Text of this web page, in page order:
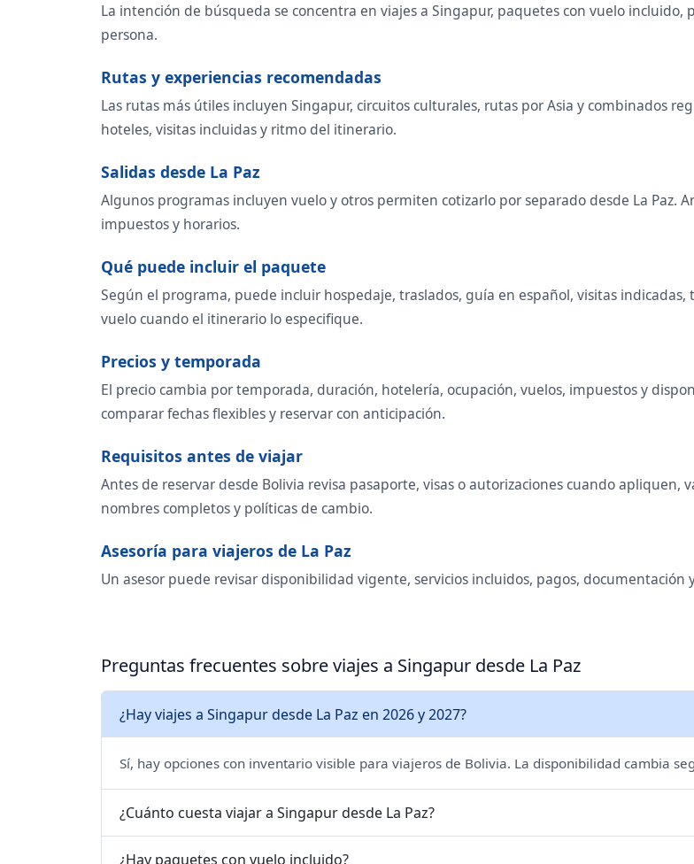
La intención de búsqueda se concentra en viajes a Singapur, paquetes con vuelo incluido,
persona.
Rutas y experiencias recomendadas
Las rutas más útiles incluyen Singapur, circuitos culturales, rutas por Asia y combinados
hoteles, visitas incluidas y ritmo del itinerario.
Salidas desde La Paz
Algunos programas incluyen vuelo y otros permiten cotizarlo por separado desde La Paz.
impuestos y horarios.
Qué puede incluir el paquete
Según el programa, puede incluir hospedaje, traslados, guía en español, visitas
vuelo cuando el itinerario lo especifique.
Precios y temporada
El precio cambia por temporada, duración, hotelería, ocupación, vuelos, impuestos y
comparar fechas flexibles y reservar con anticipación.
Requisitos antes de viajar
Antes de reservar desde Bolivia revisa pasaporte, visas o autorizaciones cuando apliquen,
nombres completos y políticas de cambio.
Asesoría para viajeros de La Paz
Un asesor puede revisar disponibilidad vigente, servicios incluidos, pagos, documentación
Preguntas frecuentes sobre viajes a Singapur desde La Paz
¿Hay viajes a Singapur desde La Paz en 2026 y 2027?
Sí, hay opciones con inventario visible para viajeros de Bolivia. La disponibilidad cambia
¿Cuánto cuesta viajar a Singapur desde La Paz?
¿Hay paquetes con vuelo incluido?